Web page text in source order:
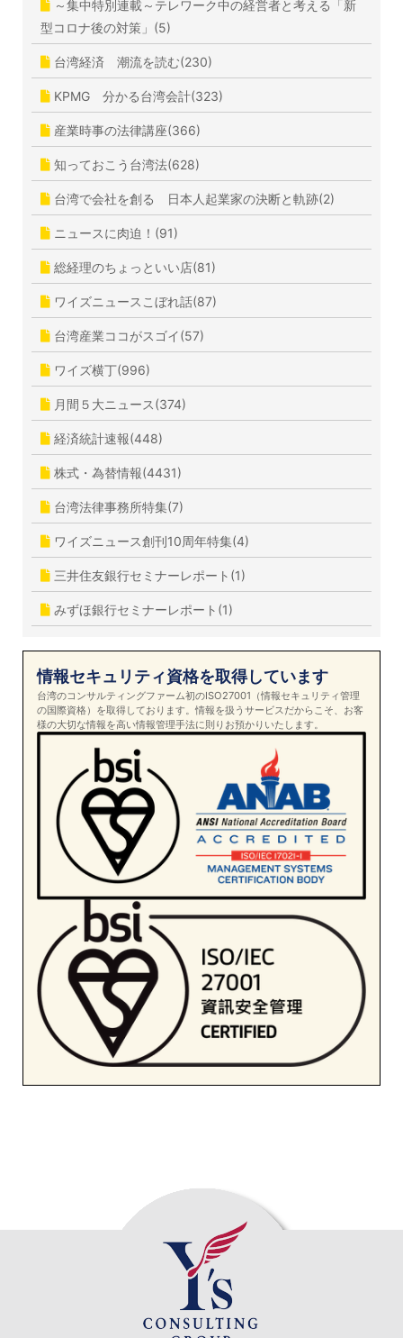
～集中特別連載～テレワーク中の経営者と考える「新
型コロナ後の対策」(5)
台湾経済 潮流を読む(230)
KPMG 分かる台湾会計(323)
産業時事の法律講座(366)
知っておこう台湾法(628)
台湾で会社を創る 日本人起業家の決断と軌跡(2)
ニュースに肉迫！(91)
総経理のちょっといい店(81)
ワイズニュースこぼれ話(87)
台湾産業ココがスゴイ(57)
ワイズ横丁(996)
月間５大ニュース(374)
経済統計速報(448)
株式・為替情報(4431)
台湾法律事務所特集(7)
ワイズニュース創刊10周年特集(4)
三井住友銀行セミナーレポート(1)
みずほ銀行セミナーレポート(1)
情報セキュリティ資格を取得しています
台湾のコンサルティングファーム初のISO27001（情報セキュリティ管理
の国際資格）を取得しております。情報を扱うサービスだからこそ、お客
様の大切な情報を高い情報管理手法に則りお預かりいたします。